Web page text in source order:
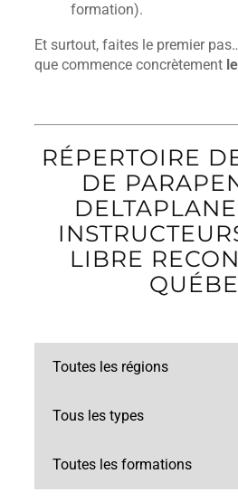
formation).
Et surtout, faites le premier
que commence concrètement
RÉPERTOIRE
DE
LIBRE